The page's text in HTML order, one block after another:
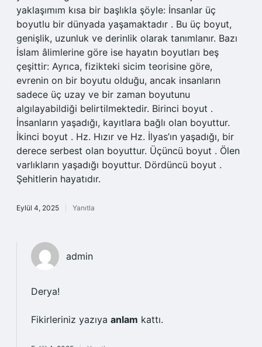
yaklaşımım kısa bir başlıkla şöyle: İnsanlar üç
boyutlu bir dünyada yaşamaktadır . Bu üç boyut,
genişlik, uzunluk ve derinlik olarak tanımlanır. Bazı
İslam âlimlerine göre ise hayatın boyutları beş
çeşittir: Ayrıca, fizikteki sicim teorisine göre,
evrenin on bir boyutu olduğu, ancak insanların
sadece üç uzay ve bir zaman boyutunu
algılayabildiği belirtilmektedir. Birinci boyut .
İnsanların yaşadığı, kayıtlara bağlı olan boyuttur.
İkinci boyut . Hz. Hızır ve Hz. İlyas’ın yaşadığı, bir
derece serbest olan boyuttur. Üçüncü boyut . Ölen
varlıkların yaşadığı boyuttur. Dördüncü boyut .
Şehitlerin hayatıdır.
Eylül 4, 2025 Yanıtla
admin
Derya!
Fikirleriniz yazıya anlam kattı.